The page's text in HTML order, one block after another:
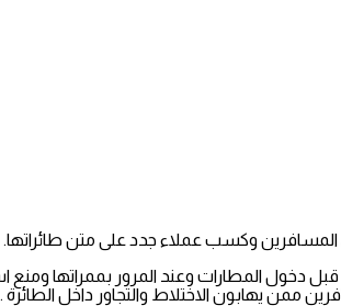
وكسب عملاء جدد على متن طائراتها.
قبل دخول المطارات وعند المرور بممراتها
ممن يهابون الاختلاط والتجاور داخل الطائرة .